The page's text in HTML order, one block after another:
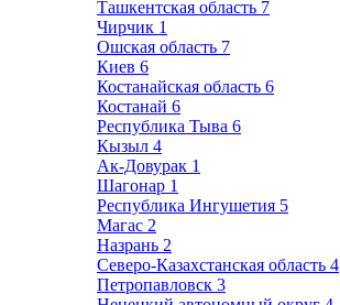
Ташкентская область 7
Чирчик 1
Ошская область 7
Киев 6
Костанайская область 6
Костанай 6
Республика Тыва 6
Кызыл 4
Ак-Довурак 1
Шагонар 1
Республика Ингушетия 5
Магас 2
Назрань 2
Северо-Казахстанская область 4
Петропавловск 3